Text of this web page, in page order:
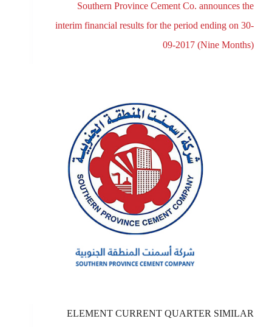
Southern Province Cement Co. announces the
interim financial results for the period ending on 30-
09-2017 (Nine Months)
ELEMENT CURRENT QUARTER SIMILAR